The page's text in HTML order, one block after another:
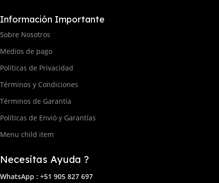
Información Importante
Sobre Nosotros
Medios de pago
Políticas de Privacidad
Términos y Condiciones
Términos de Garantía
Políticas de Envió y Garantías
Menu child item
Necesitas Ayuda ?
WhatsApp : +51 905 827 697